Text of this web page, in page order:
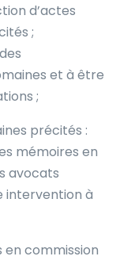
d’actes
;
et à être
;
précités :
mémoires en
avocats
intervention à
commission